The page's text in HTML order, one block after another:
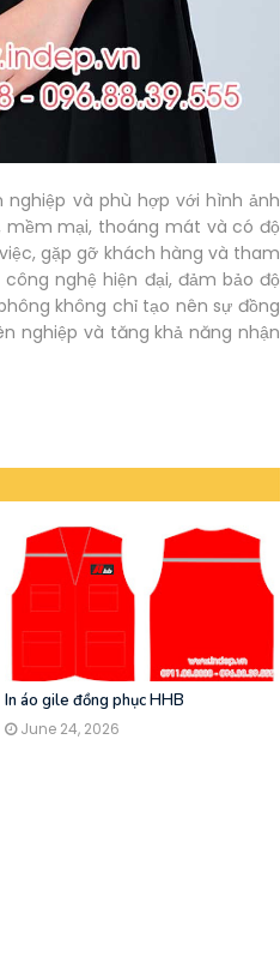
và phù hợp với hình ảnh
mềm mại, thoáng mát và có độ
gặp gỡ khách hàng và tham
nghệ hiện đại, đảm bảo độ
không chỉ tạo nên sự đồng
nghiệp và tăng khả năng nhận
In áo gile đồng phục HHB
June 24, 2026